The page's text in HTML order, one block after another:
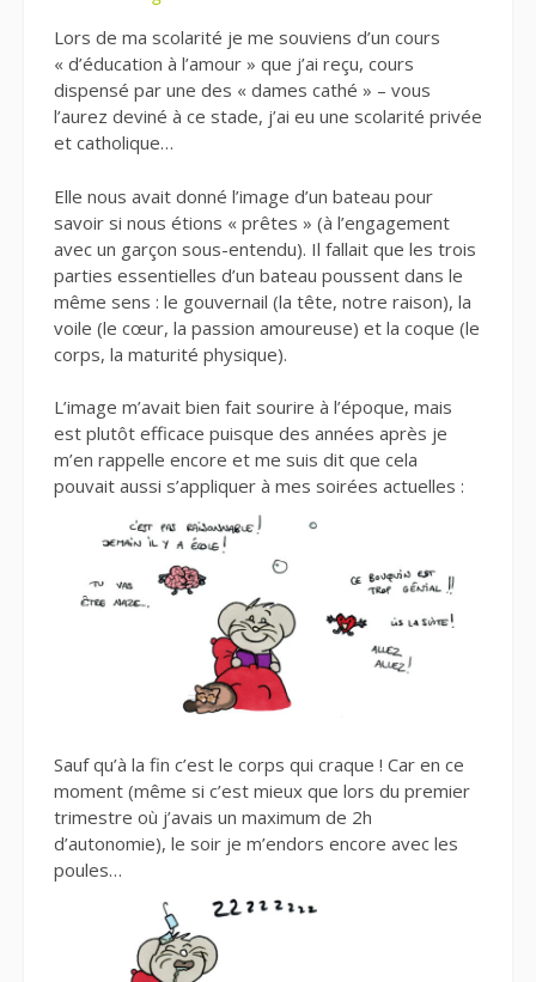
Lors de ma scolarité je me souviens d’un cours
« d’éducation à l’amour » que j’ai reçu, cours
dispensé par une des « dames cathé » – vous
l’aurez deviné à ce stade, j’ai eu une scolarité privée
et catholique…
Elle nous avait donné l’image d’un bateau pour
savoir si nous étions « prêtes » (à l’engagement
avec un garçon sous-entendu). Il fallait que les trois
parties essentielles d’un bateau poussent dans le
même sens : le gouvernail (la tête, notre raison), la
voile (le cœur, la passion amoureuse) et la coque (le
corps, la maturité physique).
L’image m’avait bien fait sourire à l’époque, mais
est plutôt efficace puisque des années après je
m’en rappelle encore et me suis dit que cela
pouvait aussi s’appliquer à mes soirées actuelles :
Sauf qu’à la fin c’est le corps qui craque ! Car en ce
moment (même si c’est mieux que lors du premier
trimestre où j’avais un maximum de 2h
d’autonomie), le soir je m’endors encore avec les
poules…